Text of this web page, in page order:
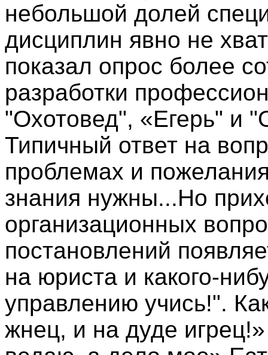
небольшой долей
дисциплин явно не
показал опрос более
разработки
"Охотовед", «Егерь" и
Типичный ответ на
проблемах и
знания нужны...Но
организационных
постановлений
на юриста и какого-
управлению учись!".
жнец, и на дуде